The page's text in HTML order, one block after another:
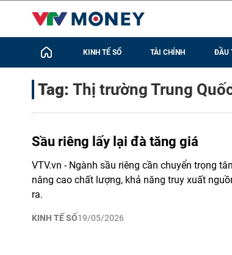
KINH TẾ SỐ TÀI CHÍNH ĐẦU
Tag: Thị trường Trung
Sầu riêng lấy lại đà tăng giá
KINH TẾ SỐ19/05/2026
VTV.vn - Ngành sầu riêng cần chuyển trọng
nâng cao chất lượng, khả năng truy xuất
ra.